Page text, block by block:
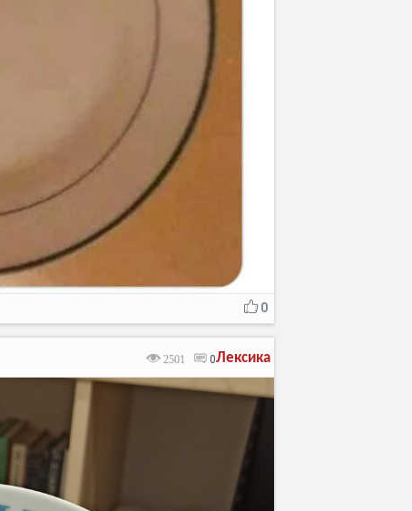
0
Лексика
2501 0